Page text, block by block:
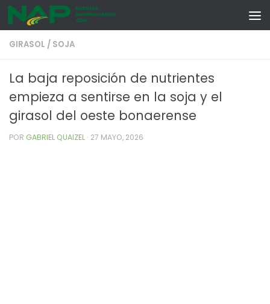
Skip to content
GIRASOL / SOJA
La baja reposición de nutrientes
empieza a sentirse en la soja y el
girasol del oeste bonaerense
POR GABRIEL QUAIZEL · 27 MAYO, 2026